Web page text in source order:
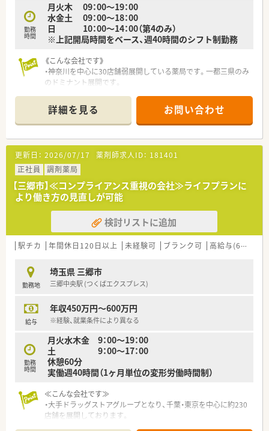
勤務
時間
月火木 09：00～19：00
水金土 09：00～18：00
日 10：00～14：00（第4のみ）
※上記開局時間をベース、週40時間のシフト制勤務
《こんな会社です》
・神奈川を中心に30店舗弱展開している薬局です。一都三県のみ
のドミナント展開です。
事業を幅広く手掛けております。
・在宅に力を入れており、全ての店舗で在宅医療に対応していま
す。
医師との往診同行やクリーンベンチを使用した抗がん剤製剤
業務などを通し、臨床に強い薬剤師が多く育っています。
・転居を伴う異動は基本ございません。腰を据えて働くことが可
能です。
・毎年、新卒採用を行っており若い薬剤師が活躍されておりま
す。
《店舗特徴》
・内科クリニックの門前、在宅は居宅・施設ともに対応しておりま
す。
・市役所の近くにあり、駐車場も広いため車での通勤も可能で
・薬局オリジナルサプリメントや梅肉・黒酢等の商品も販売して
おります。
・往診同行やクリーンベンチ等、在宅の経験を積んでいきたい
方。
・充実した研修制度のある薬局にご入社したい方。
・外来～在宅まで、マルチなスキルを積みたい方。
詳細を見る お問い合わせ
更新日： 2026/07/17 薬剤師求人ID： 181401
正社員
調剤薬局
【三郷市】≪コンプライアンス重視の会社≫ライフプランに
より働き方の見直しが可能
検討リストに追加
駅チカ 年間休日120日以上 未経験可 ブランク可 高給与(600万円以上)
勤務地
埼玉県 三郷市
三郷中央駅 (つくばエクスプレス)
給与
年収450万円～600万円
※経験、就業条件により異なる
勤務
時間
月火水木金 9：00～19：00
土 9：00～17：00
休憩60分
実働週40時間（1ヶ月単位の変形労働時間制）
≪こんな会社です≫
・大手ドラッグストアグループとなり、千葉・東京を中心に約230
店舗を展開しております。